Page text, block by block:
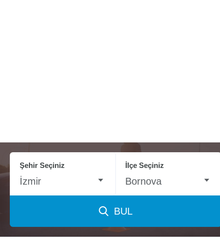
Şehir Seçiniz
İzmir
İlçe Seçiniz
Bornova
BUL